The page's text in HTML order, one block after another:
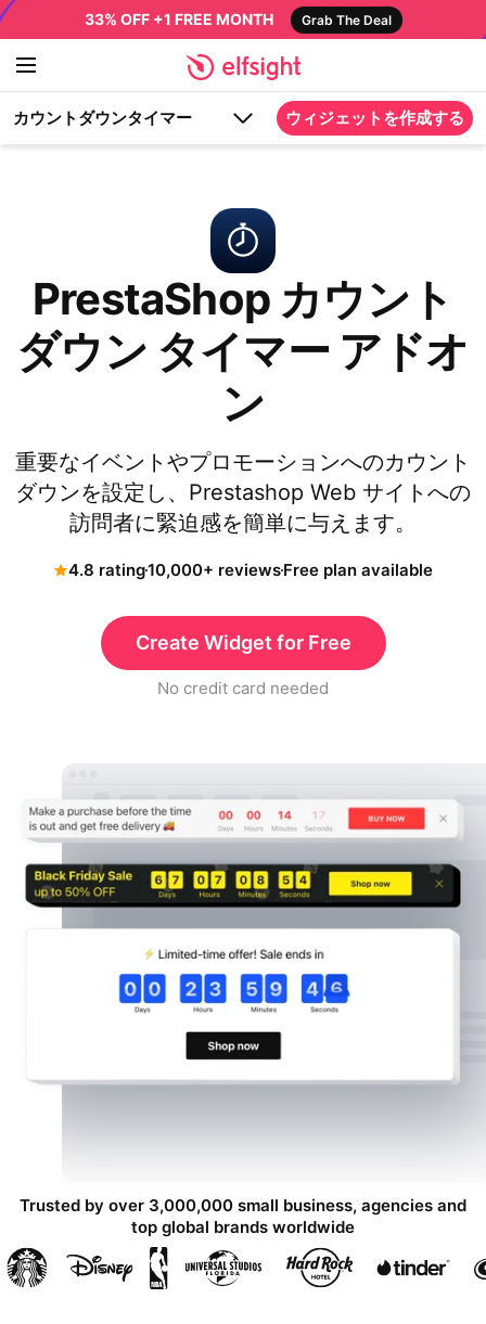
33% OFF +1 FREE MONTH Grab The Deal
カウントダウンタイマー ウィジェットを作成する
PrestaShop カウント
ダウン タイマー アドオ
ン
重要なイベントやプロモーションへのカウント
ダウンを設定し、Prestashop Web サイトへの
訪問者に緊迫感を簡単に与えます。
4.8 rating10,000+ reviewsFree plan available
Create Widget for Free
No credit card needed
Trusted by over 3,000,000 small business, agencies and
top global brands worldwide